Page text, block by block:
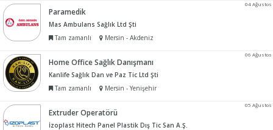
04 Ağustos
Paramedik
Mas Ambulans Sağlık Ltd Şti
Tam zamanlı
Mersin - Akdeniz
06 Ağustos
Home Office Sağlık Danışmanı
Kanlife Sağlık Dan ve Paz Tic Ltd Şti
Tam zamanlı
Mersin - Yenişehir
05 Ağustos
Extruder Operatörü
İzoplast Hitech Panel Plastik Dış Tic San A.Ş.